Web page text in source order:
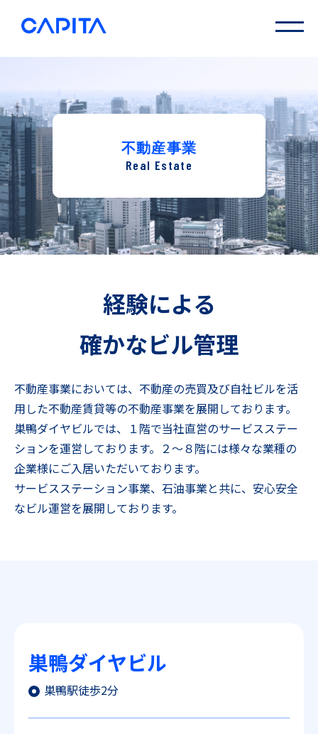
不動産事業
Real Estate
経験による
確かなビル管理
不動産事業においては、不動産の売買及び⾃社ビルを活
⽤した不動産賃貸等の不動産事業を展開しております。
巣鴨ダイヤビルでは、１階で当社直営のサービスステー
ションを運営しております。２～８階には様々な業種の
企業様にご入居いただいております。
サービスステーション事業、石油事業と共に、安心安全
なビル運営を展開しております。
巣鴨ダイヤビル
巣鴨駅徒歩2分